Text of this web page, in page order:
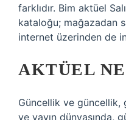
farklıdır. Bim aktüel
kataloğu; mağazadan
internet üzerinden de
AKTÜEL
Güncellik ve güncellik,
ve yayın dünyasında,